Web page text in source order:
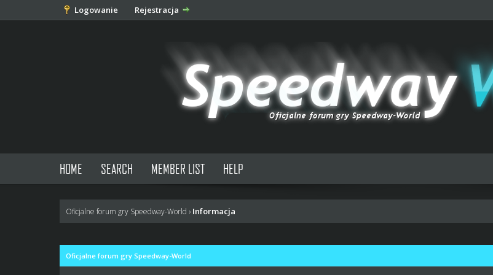
Logowanie Rejestracja
HOME SEARCH MEMBER LIST HELP
Oficjalne forum gry Speedway-World › Informacja
Oficjalne forum gry Speedway-World